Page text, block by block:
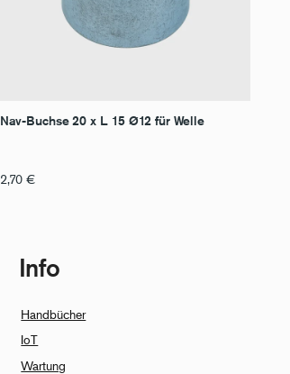
Nav-Buchse 20 x L. 15 Ø12 für Welle
2,70 €
Info
Handbücher
IoT
Wartung